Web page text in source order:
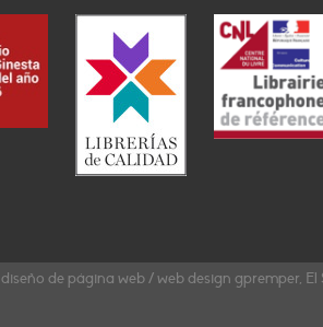
diseño de página web / web design gpremper,